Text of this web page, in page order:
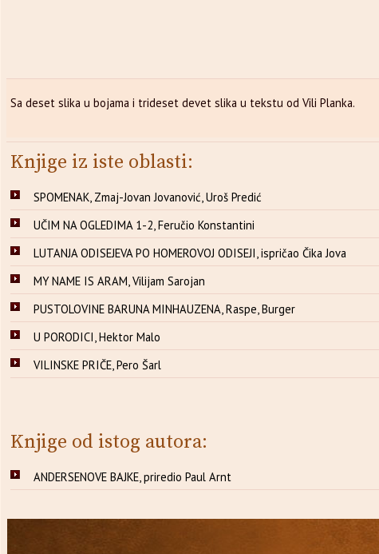
Sa deset slika u bojama i trideset devet slika u tekstu od Vili Planka.
Knjige iz iste oblasti:
SPOMENAK, Zmaj-Jovan Jovanović, Uroš Predić
UČIM NA OGLEDIMA 1-2, Feručio Konstantini
LUTANJA ODISEJEVA PO HOMEROVOJ ODISEJI, ispričao Čika Jova
MY NAME IS ARAM, Vilijam Sarojan
PUSTOLOVINE BARUNA MINHAUZENA, Raspe, Burger
U PORODICI, Hektor Malo
VILINSKE PRIČE, Pero Šarl
Knjige od istog autora:
ANDERSENOVE BAJKE, priredio Paul Arnt